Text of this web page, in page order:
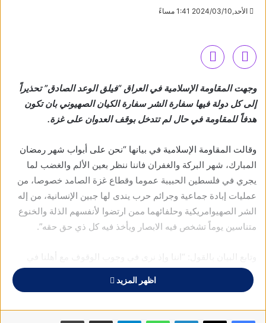
الأحد,2024/03/10 1:41 مساءً
وجهت المقاومة الإسلامية في العراق “فيلق الوعد الصادق” تحذيراً
إلى كل دولة فيها سفارة الشر سفارة الكيان الصهيوني بان تكون
هدفاً للمقاومة في حال لم تتدخل بوقف العدوان على غزة.
وقالت المقاومة الإسلامية في بيانها “نحن على أبواب شهر رمضان
المبارك، شهر البركة والغفران فاننا ننظر بعين الألم والغضب لما
يجري في فلسطين الحبيبة عموما وقطاع غزة الصامد خصوصا، من
عمليات إبادة جماعية وجرائم حرب يندى لها جبين الإنسانية، من إله
الشر الصهيوامريكية وحلفائهما ممن ارتضوا لأنفسهم الذلة والخنوع
متناسين يوماً تشخص فيه الابصار ويأخذ فيه كل ذي حق حقه”.
وتابع البيان بالقول: “اننا وإذ نرى في وجوب الوقوف مع أهلنا في
فلسطين بكل ما تجود به النفس، الى حين النصر وزوال كابوس
الاحتلال وكما كان موقفنا دائما وابدا في الدفاع عن القضايا المصيرية
شعوب وقيادات العالمين الإسلامي والعربي بالضغط وبجميع الوسائل
اظهر المزيد
فيسبوك لينكدإن واتساب